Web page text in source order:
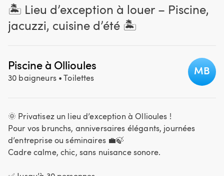
🏝️ Lieu d’exception à louer – Piscine,
jacuzzi, cuisine d’été 🏝️
Piscine à Ollioules
30 baigneurs• Toilettes
MB
🌞 Privatisez un lieu d’exception à Ollioules !
Pour vos brunchs​,​ anniversaires élégants​,​ journées
d’entreprise ou séminaires 💼🍃
Cadre calme​,​ chic​,​ sans nuisance sonore.